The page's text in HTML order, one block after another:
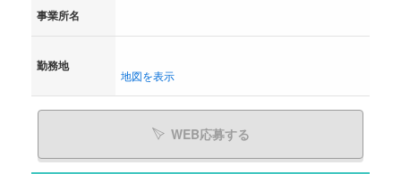
事業所名
勤務地
地図を表示
WEB応募する